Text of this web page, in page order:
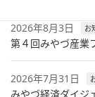
2026年8月3日 お
第４回みやづ産業
2026年7月31日
みやづ経済ダイジ